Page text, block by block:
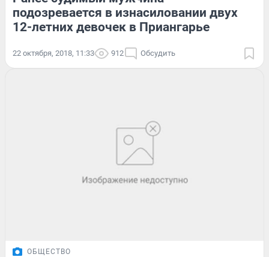
подозревается в изнасиловании двух
12-летних девочек в Приангарье
22 октября, 2018, 11:33 912 Обсудить
ОБЩЕСТВО